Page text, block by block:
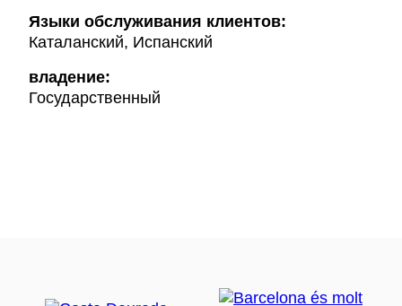
Языки обслуживания клиентов:
Каталанский, Испанский
владение:
Государственный